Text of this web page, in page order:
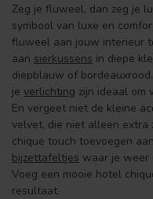
Zeg je fluweel, dan zeg je
symbool van luxe en
fluweel aan jouw interieur
aan sierkussens in diepe
diepblauw of
je verlichting zijn ideaal om
En vergeet niet de kleine
velvet, die niet alleen extra
chique touch toevoegen
bijzettafeltjes waar je weer
Voeg een mooie hotel
resultaat.